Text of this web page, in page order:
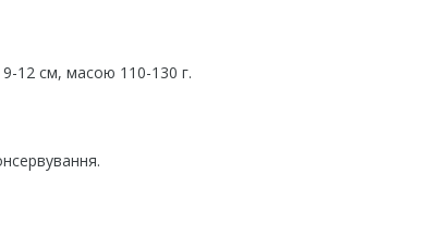
12 см, масою 110-130 г.